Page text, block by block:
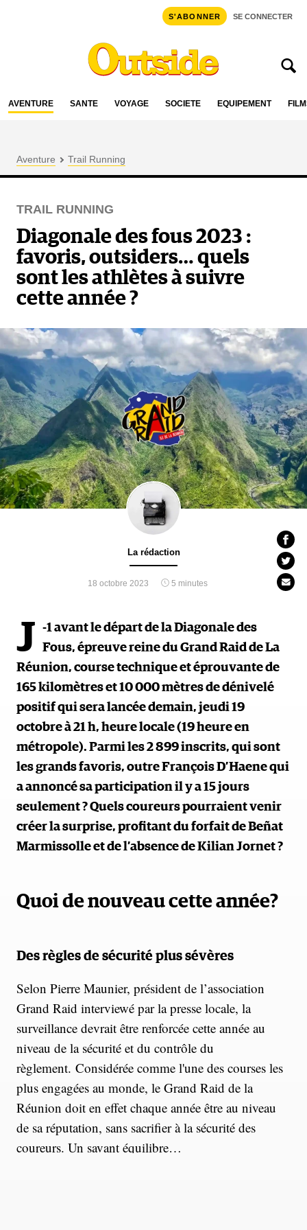
S'ABONNER SE CONNECTER
AVENTURE SANTÉ VOYAGE SOCIÉTÉ ÉQUIPEMENT
Aventure Trail Running
TRAIL RUNNING
Diagonale des fous 2023 :
favoris, outsiders… quels
sont les athlètes à suivre
cette année ?
La rédaction
18 octobre 2023 5 minutes
J -1 avant le départ de la Diagonale des
Fous, épreuve reine du Grand Raid de La
Réunion, course technique et éprouvante de
165 kilomètres et 10 000 mètres de dénivelé
positif qui sera lancée demain, jeudi 19
octobre à 21 h, heure locale (19 heure en
métropole). Parmi les 2 899 inscrits, qui sont
les grands favoris, outre François D’Haene qui
a annoncé sa participation il y a 15 jours
seulement ? Quels coureurs pourraient venir
créer la surprise, profitant du forfait de Beñat
Marmissolle et de l’absence de Kilian Jornet ?
Quoi de nouveau cette année?
Des règles de sécurité plus sévères
Selon Pierre Maunier, président de l’association
Grand Raid interviewé par la presse locale, la
surveillance devrait être renforcée cette année au
niveau de la sécurité et du contrôle du
règlement. Considérée comme l'une des courses les
plus engagées au monde, le Grand Raid de la
Réunion doit en effet chaque année être au niveau
de sa réputation, sans sacrifier à la sécurité des
coureurs. Un savant équilibre…